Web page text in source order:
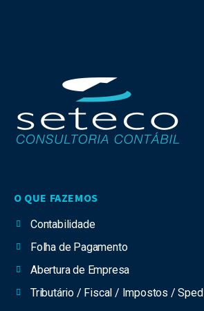
O QUE FAZEMOS
Contabilidade
Folha de Pagamento
Abertura de Empresa
Tributário / Fiscal / Impostos / Sped